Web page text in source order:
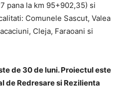
pana la km 95+902,35) si
Comunele Sascut, Valea
Cleja, Faraoani si
de 30 de luni. Proiectul este
de Redresare si Rezilienta